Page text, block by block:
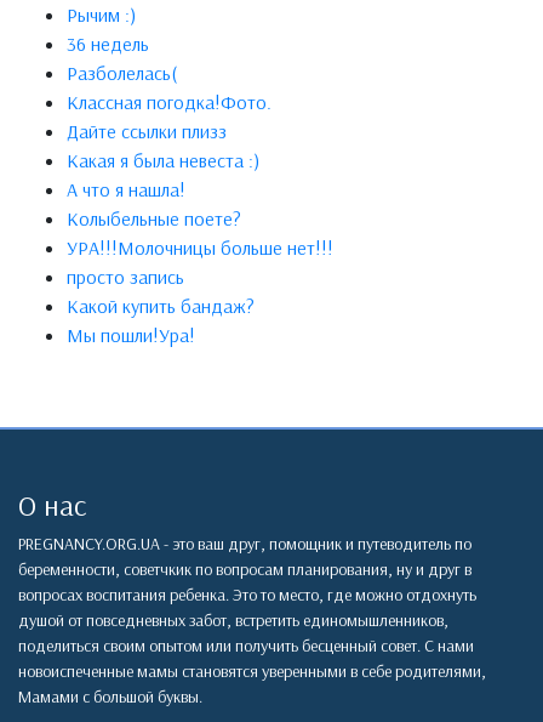
Рычим :)
36 недель
Разболелась(
Классная погодка!Фото.
Дайте ссылки плизз
Какая я была невеста :)
А что я нашла!
Колыбельные поете?
УРА!!!Молочницы больше нет!!!
просто запись
Какой купить бандаж?
Мы пошли!Ура!
О нас
PREGNANCY.ORG.UA - это ваш друг, помощник и путеводитель по
беременности, советчкик по вопросам планирования, ну и друг в
вопросах воспитания ребенка. Это то место, где можно отдохнуть
душой от повседневных забот, встретить единомышленников,
поделиться своим опытом или получить бесценный совет. С нами
новоиспеченные мамы становятся уверенными в себе родителями,
Мамами с большой буквы.